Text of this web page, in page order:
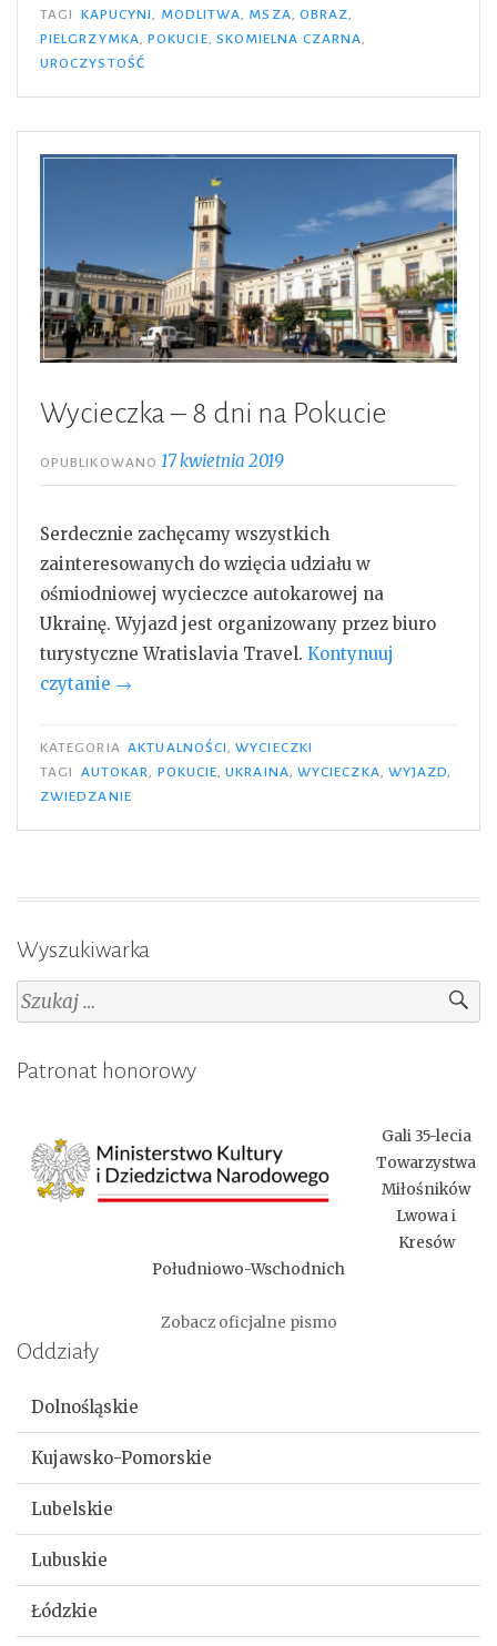
Pielgrzymkę
OOK
do
Skomielnej
Czarnej”
TAGI KAPUCYNI MODLITWA MSZA OBRAZ
PIELGRZYMKA ,POKUCIE SKOMIELNA CZARNA
UROCZYSTOŚĆ
Wycieczka – 8 dni na Pokucie
OPUBLIKOWANO17 kwietnia 2019
Serdecznie zachęcamy wszystkich
zainteresowanych do wzięcia udziału w
ośmiodniowej wycieczce autokarowej na
Ukrainę. Wyjazd jest organizowany przez biuro
turystyczne Wratislavia Travel. Kontynuuj
czytanie „Wycieczka
8
dni
na
Pokucie”
→
KATEGORIA AKTUALNOŚCI,WYCIECZKI
TAGI
AUTOKAR, POKUCIE,UKRAINA, WYCIECZKA, WYJAZD,
ZWIEDZANIE
Wyszukiwarka
Szukaj:
Patronat honorowy
Gali 35-lecia
Towarzystwa
Miłośników
Lwowa i
Kresów
Południowo-Wschodnich
Zobacz oficjalne pismo
Oddziały
Dolnośląskie
Kujawsko-Pomorskie
Lubelskie
Lubuskie
Łódzkie